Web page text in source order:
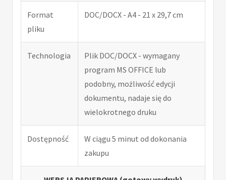
Format
pliku
DOC/DOCX - A4 - 21 x 29,7 cm
Technologia
Plik DOC/DOCX - wymagany
program MS OFFICE lub
podobny, możliwość edycji
dokumentu, nadaje się do
wielokrotnego druku
Dostępność
W ciągu 5 minut od dokonania
zakupu